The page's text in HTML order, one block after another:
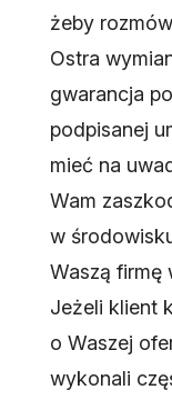
żeby
Ostra
gwarancja
podpisanej
mieć na
Wam
w
Waszą firmę
Jeżeli klient
o Waszej
wykonali